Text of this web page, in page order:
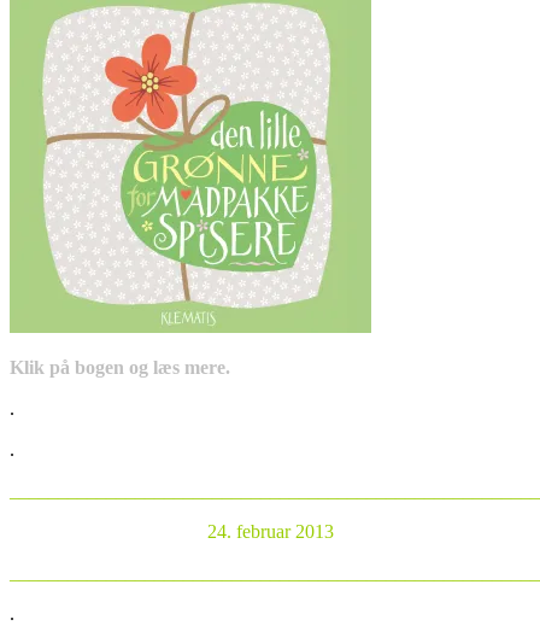
Klik på bogen og læs mere.
.
.
24. februar 2013
.